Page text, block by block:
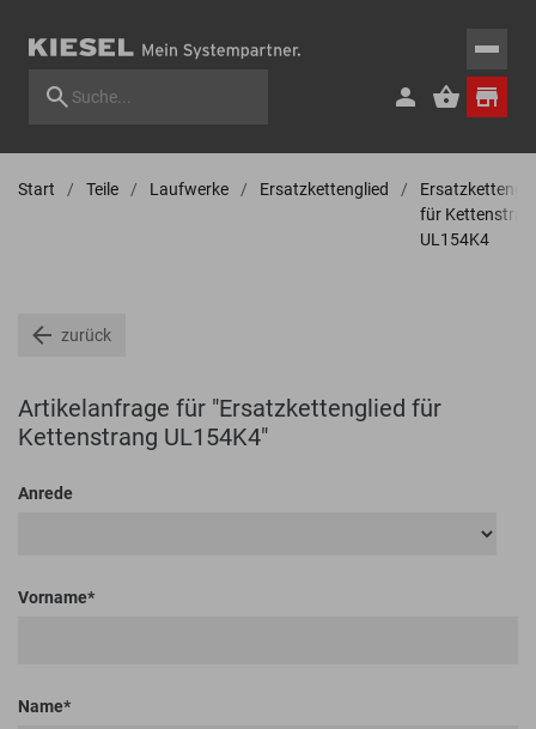
Start Teile Laufwerke Ersatzkettenglied
für
UL154K4
zurück
Artikelanfrage für "Ersatzkettenglied für
Kettenstrang UL154K4"
Anrede
Vorname
Name